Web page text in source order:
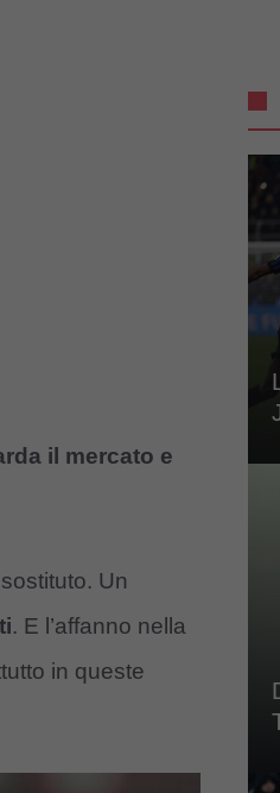
il mercato e
Un
. E l’affanno nella
in queste